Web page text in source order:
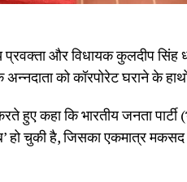
और विधायक कुलदीप सिंह
को कॉरपोरेट घराने के
कहा कि भारतीय जनता पार्टी
हो चुकी है, जिसका एकमात्र